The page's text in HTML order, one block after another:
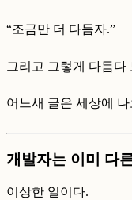
“조금만 더 다듬자.”
그리고 그렇게 다듬다
어느새 글은 세상에
개발자는 이미 다
이상한 일이다.